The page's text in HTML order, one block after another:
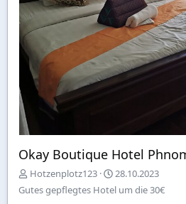
Okay Boutique Hotel
E
r
Hotzenplotz123
A
u
28.10.2023
Gutes gepflegtes Hotel um die 30€